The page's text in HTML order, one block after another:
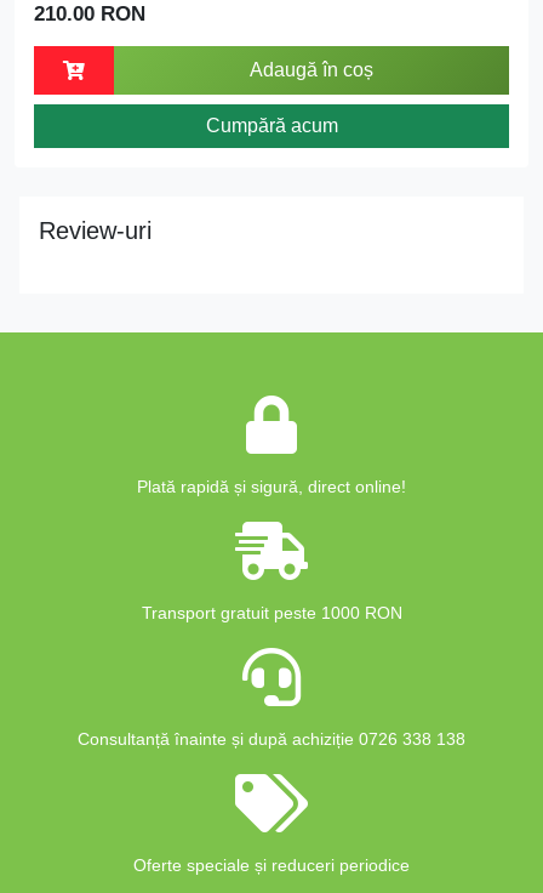
210.00 RON
Adaugă în coș
Cumpără acum
Review-uri
Plată rapidă și sigură, direct online!
Transport gratuit peste 1000 RON
Consultanță înainte și după achiziție 0726 338 138
Oferte speciale și reduceri periodice